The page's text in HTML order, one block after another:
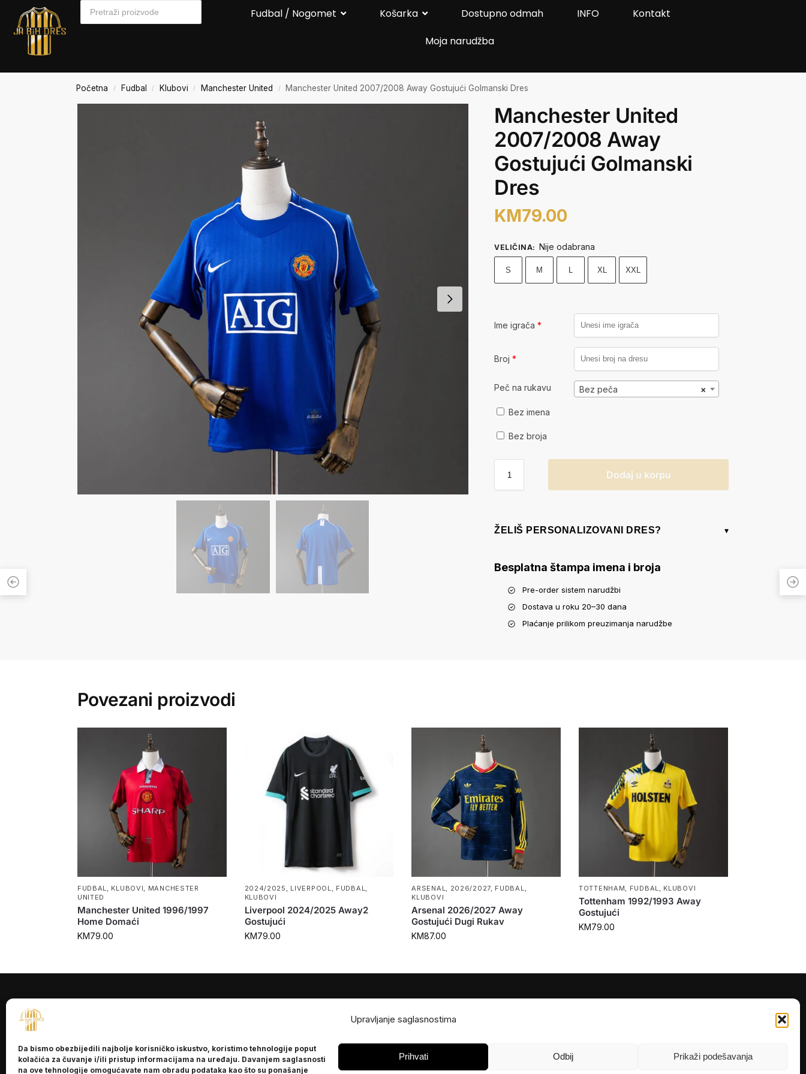
Upravljanje saglasnostima
Da bismo obezbijedili najbolje korisničko iskustvo, koristimo tehnologije poput
kolačića za čuvanje i/ili pristup informacijama na uređaju. Davanjem saglasnosti
na ove tehnologije omogućavate nam obradu podataka kao što su ponašanje
Prihvati Odbij Prikaži podešavanja
Fudbal / Nogomet Košarka Dostupno odmah INFO
Kontakt
Moja narudžba
Početna / Fudbal / Klubovi / Manchester United / Manchester United 2007/2008 Away Gostujući Golmanski Dres
Manchester United
2007/2008 Away
Gostujući Golmanski
Dres
KM79.00
VELIČINA: Nije odabrana
S M L XL XXL
Ime igrača*
Broj*
Peč na rukavu ×
Bez peča
Bez imena
Bez broja
Dodaj u korpu
ŽELIŠ PERSONALIZOVANI DRES? ▾
Besplatna štampa imena i broja
Pre-order sistem narudžbi
Dostava u roku 20–30 dana
Plaćanje prilikom preuzimanja narudžbe
Povezani proizvodi
FUDBAL KLUBOVI
MANCHESTER
UNITED
Manchester United 1996/1997
Home Domaći
KM79.00
2024/2025 LIVERPOOL FUDBAL
KLUBOVI
Liverpool 2024/2025 Away2
Gostujući
KM79.00
ARSENAL 2026/2027, FUDBAL
KLUBOVI
Arsenal 2026/2027 Away
Gostujući Dugi Rukav
KM87.00
TOTTENHAM FUDBAL KLUBOVI
Tottenham 1992/1993 Away
Gostujući
KM79.00
Kontakt
POMOĆ
Politika privatnosti